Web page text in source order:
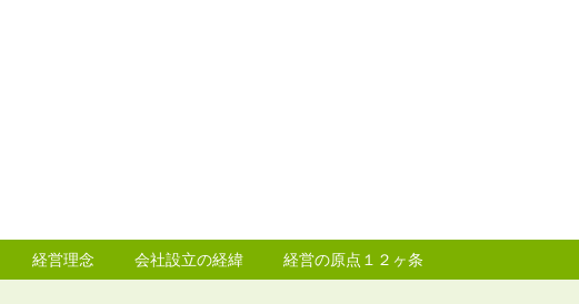
経営理念 会社設立の経緯 経営の原点１２ヶ条